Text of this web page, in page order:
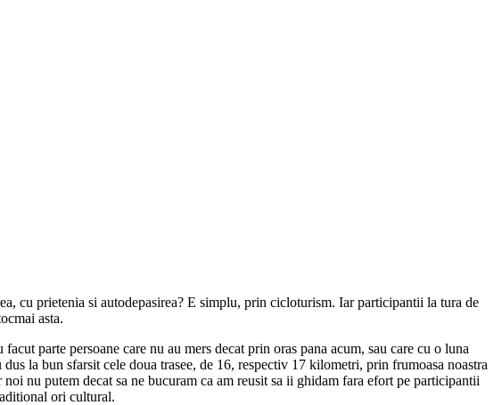
cu prietenia si autodepasirea? E simplu, prin cicloturism. Iar participantii la tura de
asta.
parte persoane care nu au mers decat prin oras pana acum, sau care cu o luna
la bun sfarsit cele doua trasee, de 16, respectiv 17 kilometri, prin frumoasa noastra
nu putem decat sa ne bucuram ca am reusit sa ii ghidam fara efort pe participantii
ori cultural.